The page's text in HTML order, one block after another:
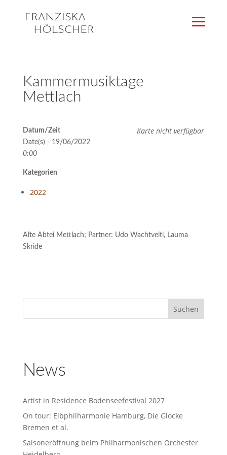
Kammermusiktage
Mettlach
Karte nicht verfügbar
Datum/Zeit
Date(s) - 19/06/2022
0:00
Kategorien
2022
Alte Abtei Mettlach; Partner: Udo Wachtveitl, Lauma
Skride
News
Artist in Residence Bodenseefestival 2027
On tour: Elbphilharmonie Hamburg, Die Glocke
Bremen et al.
Saisoneröffnung beim Philharmonischen Orchester